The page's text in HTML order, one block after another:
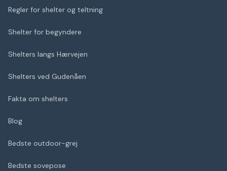
Regler for shelter og teltning
Shelter for begyndere
Shelters langs Hærvejen
Shelters ved Gudenåen
Fakta om shelters
Blog
Bedste outdoor-grej
Bedste sovepose